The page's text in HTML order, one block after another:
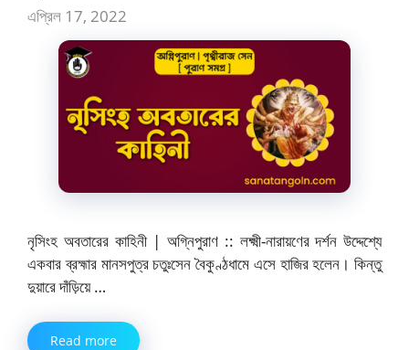
এপ্রিল 17, 2022
নৃসিংহ অবতারের কাহিনী | অগ্নিপুরাণ :: লক্ষ্মী-নারায়ণের দর্শন উদ্দেশ্যে
একবার ব্রহ্মার মানসপুত্র চতুঃসেন বৈকুণ্ঠধামে এসে হাজির হলেন। কিন্তু
দুয়ারে দাঁড়িয়ে …
Read more